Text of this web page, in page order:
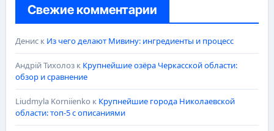
Свежие комментарии
Дениск Из чего делают Мивину: ингредиенты и процесс
Андрій Тихолозк Крупнейшие озёра Черкасской области:
обзор и сравнение
Liudmyla Korniienko к Крупнейшие города Николаевской
области: топ-5 с описаниями